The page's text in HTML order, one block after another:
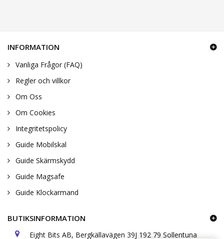
INFORMATION
Vanliga Frågor (FAQ)
Regler och villkor
Om Oss
Om Cookies
Integritetspolicy
Guide Mobilskal
Guide Skärmskydd
Guide Magsafe
Guide Klockarmand
BUTIKSINFORMATION
Eight Bits AB, Bergkällavägen 39J 192 79 Sollentuna